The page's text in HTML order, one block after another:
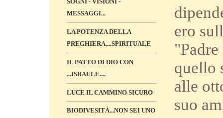
MESSAGGI...
LA POTENZA DELLA
PREGHIERA....SPIRITUALE
IL PATTO DI DIO CON
...ISRAELE....
LUCE IL CAMMINO SICURO
BIODIVESITÀ...NON SEI UNO
ero
quello
alle
suo